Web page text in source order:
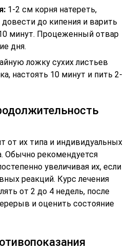
1-2 см корня натереть,
до кипения и варить
минут. Процеженный отвар
дня.
ложку сухих листьев
настоять 10 минут и пить 2-
от их типа и индивидуальных
Обычно рекомендуется
увеличивая их, если
реакций. Курс лечения
от 2 до 4 недель, после
и оценить состояние